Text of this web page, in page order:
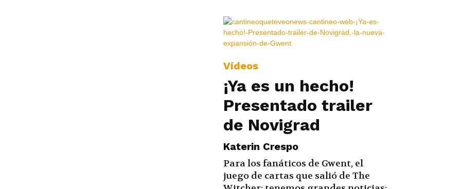
Vídeos
¡Ya es un hecho!
Presentado trailer
de Novigrad
Katerin Crespo
Para los fanáticos de Gwent, el
juego de cartas que salió de The